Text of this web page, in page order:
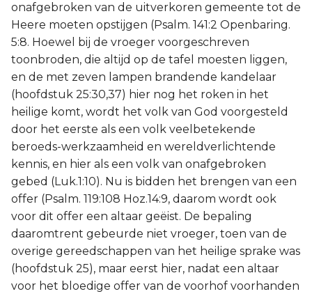
onafgebroken van de uitverkoren gemeente tot de
Heere moeten opstijgen (Psalm. 141:2 Openbaring.
5:8. Hoewel bij de vroeger voorgeschreven
toonbroden, die altijd op de tafel moesten liggen,
en de met zeven lampen brandende kandelaar
(hoofdstuk 25:30,37) hier nog het roken in het
heilige komt, wordt het volk van God voorgesteld
door het eerste als een volk veelbetekende
beroeds-werkzaamheid en wereldverlichtende
kennis, en hier als een volk van onafgebroken
gebed (Luk.1:10). Nu is bidden het brengen van een
offer (Psalm. 119:108 Hoz.14:9, daarom wordt ook
voor dit offer een altaar geëist. De bepaling
daaromtrent gebeurde niet vroeger, toen van de
overige gereedschappen van het heilige sprake was
(hoofdstuk 25), maar eerst hier, nadat een altaar
voor het bloedige offer van de voorhof voorhanden